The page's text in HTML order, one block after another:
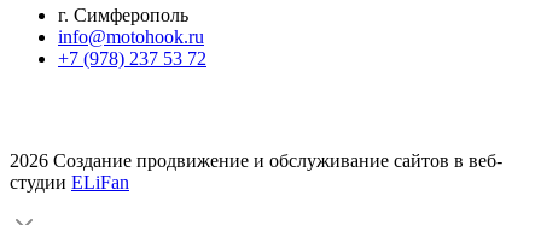
г. Симферополь
info@motohook.ru
+7 (978) 237 53 72
2026 Создание продвижение и обслуживание сайтов в веб-
студии ELiFan